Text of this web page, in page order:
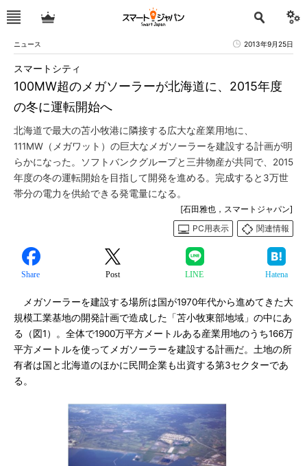
ニュース 2013年9月25日
100MW超のメガソーラーが北海道に、2015年度
の冬に運転開始へ
スマートシティ
北海道で最大の苫小牧港に隣接する広大な産業用地に、
111MW（メガワット）の巨大なメガソーラーを建設する計画が明
らかになった。ソフトバンクグループと三井物産が共同で、2015
年度の冬の運転開始を目指して開発を進める。完成すると3万世
帯分の電力を供給できる発電量になる。
[石田雅也，スマートジャパン]
PC用表示
関連情報
Share Post LINE Hatena
メガソーラーを建設する場所は国が1970年代から進めてきた大
規模工業基地の開発計画で造成した「苫小牧東部地域」の中にあ
る（図1）。全体で1900万平方メートルある産業用地のうち166万
平方メートルを使ってメガソーラーを建設する計画だ。土地の所
有者は国と北海道のほかに民間企業も出資する第3セクターであ
る。